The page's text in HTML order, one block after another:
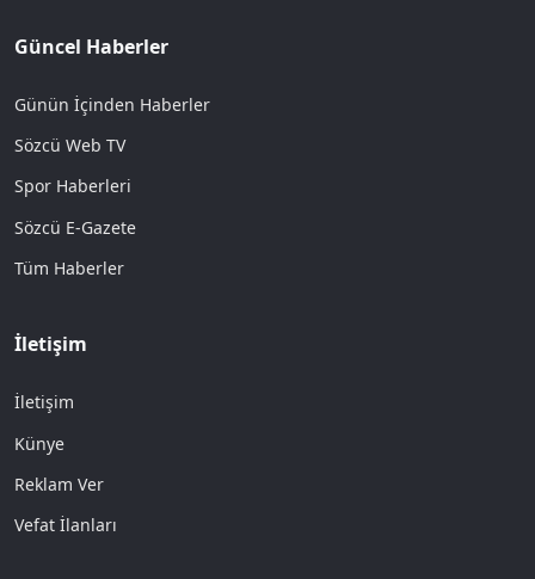
Güncel Haberler
Günün İçinden Haberler
Sözcü Web TV
Spor Haberleri
Sözcü E-Gazete
Tüm Haberler
İletişim
İletişim
Künye
Reklam Ver
Vefat İlanları